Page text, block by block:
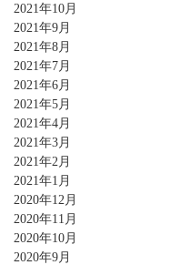
2021年10月
2021年9月
2021年8月
2021年7月
2021年6月
2021年5月
2021年4月
2021年3月
2021年2月
2021年1月
2020年12月
2020年11月
2020年10月
2020年9月